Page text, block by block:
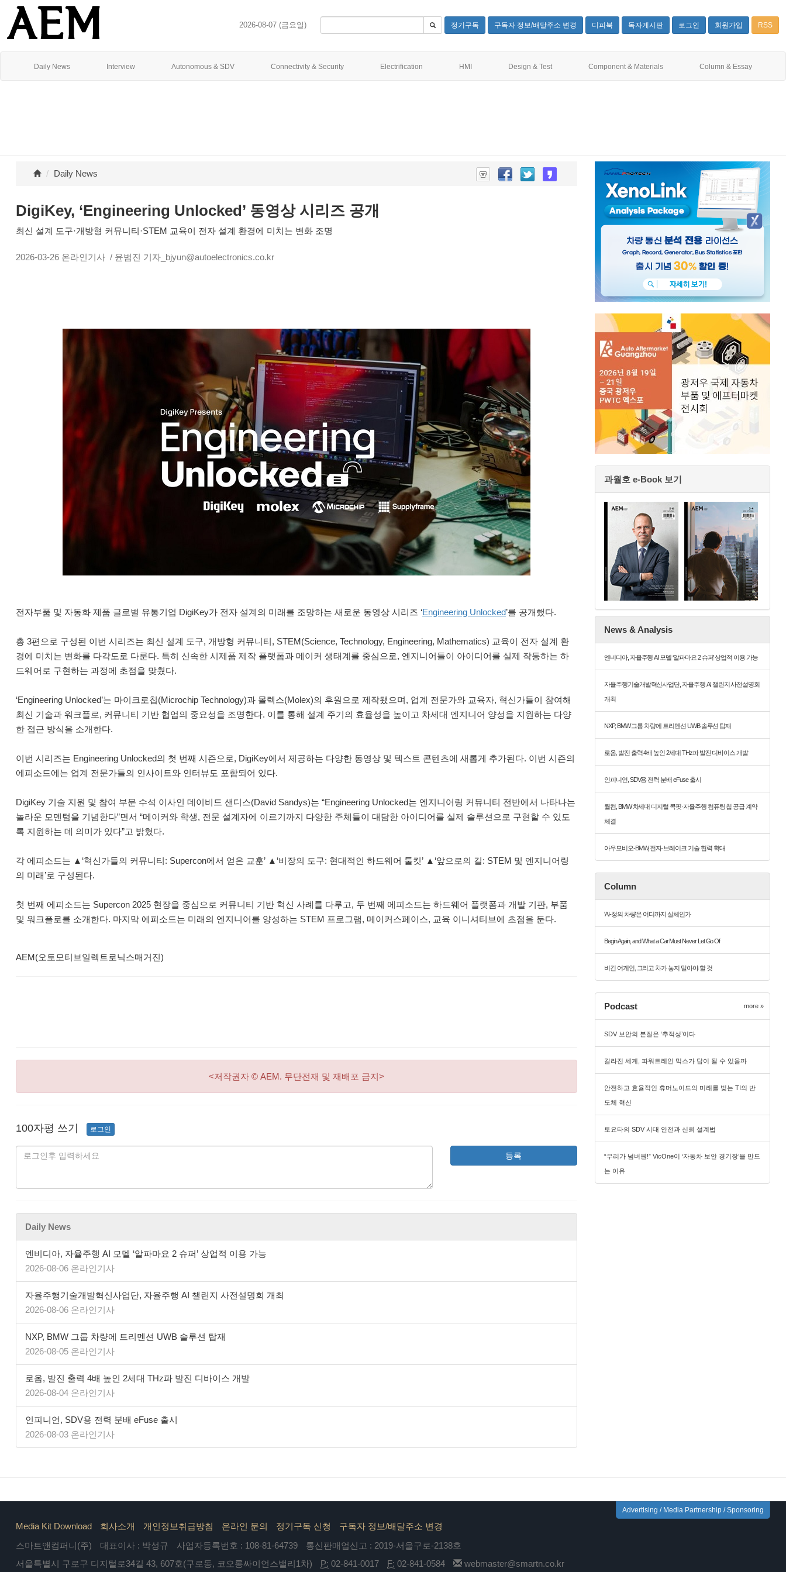
2026-08-07 (금요일) 정기구독 구독자 정보/배달주소 변경 디피북 독자게시판 로그인 회원가입 RSS
Daily News Interview Autonomous & SDV Connectivity & Security Electrification HMI Design & Test Component & Materials Column & Essay
Daily News
DigiKey, ‘Engineering Unlocked’ 동영상 시리즈 공개
최신 설계 도구·개방형 커뮤니티·STEM 교육이 전자 설계 환경에 미치는 변화 조명
2026-03-26 온라인기사 / 윤범진 기자_bjyun@autoelectronics.co.kr
전자부품 및 자동화 제품 글로벌 유통기업 DigiKey가 전자 설계의 미래를 조망하는 새로운 동영상 시리즈 ‘Engineering Unlocked’를 공개했다.
총 3편으로 구성된 이번 시리즈는 최신 설계 도구, 개방형 커뮤니티, STEM(Science, Technology, Engineering, Mathematics) 교육이 전자 설계 환
경에 미치는 변화를 다각도로 다룬다. 특히 신속한 시제품 제작 플랫폼과 메이커 생태계를 중심으로, 엔지니어들이 아이디어를 실제 작동하는 하
드웨어로 구현하는 과정에 초점을 맞췄다.
‘Engineering Unlocked’는 마이크로칩(Microchip Technology)과 몰렉스(Molex)의 후원으로 제작됐으며, 업계 전문가와 교육자, 혁신가들이 참여해
최신 기술과 워크플로, 커뮤니티 기반 협업의 중요성을 조명한다. 이를 통해 설계 주기의 효율성을 높이고 차세대 엔지니어 양성을 지원하는 다양
한 접근 방식을 소개한다.
이번 시리즈는 Engineering Unlocked의 첫 번째 시즌으로, DigiKey에서 제공하는 다양한 동영상 및 텍스트 콘텐츠에 새롭게 추가된다. 이번 시즌의
에피소드에는 업계 전문가들의 인사이트와 인터뷰도 포함되어 있다.
DigiKey 기술 지원 및 참여 부문 수석 이사인 데이비드 샌디스(David Sandys)는 “Engineering Unlocked는 엔지니어링 커뮤니티 전반에서 나타나는
놀라운 모멘텀을 기념한다”면서 “메이커와 학생, 전문 설계자에 이르기까지 다양한 주체들이 대담한 아이디어를 실제 솔루션으로 구현할 수 있도
록 지원하는 데 의미가 있다”고 밝혔다.
각 에피소드는 ▲‘혁신가들의 커뮤니티: Supercon에서 얻은 교훈’ ▲‘비장의 도구: 현대적인 하드웨어 툴킷’ ▲‘앞으로의 길: STEM 및 엔지니어링
의 미래’로 구성된다.
첫 번째 에피소드는 Supercon 2025 현장을 중심으로 커뮤니티 기반 혁신 사례를 다루고, 두 번째 에피소드는 하드웨어 플랫폼과 개발 기판, 부품
및 워크플로를 소개한다. 마지막 에피소드는 미래의 엔지니어를 양성하는 STEM 프로그램, 메이커스페이스, 교육 이니셔티브에 초점을 둔다.
AEM(오토모티브일렉트로닉스매거진)
<저작권자 © AEM. 무단전재 및 재배포 금지>
100자평 쓰기 로그인
등록
Daily News
엔비디아, 자율주행 AI 모델 ‘알파마요 2 슈퍼’ 상업적 이용 가능
2026-08-06 온라인기사
자율주행기술개발혁신사업단, 자율주행 AI 챌린지 사전설명회 개최
2026-08-06 온라인기사
NXP, BMW 그룹 차량에 트리멘션 UWB 솔루션 탑재
2026-08-05 온라인기사
로옴, 발진 출력 4배 높인 2세대 THz파 발진 디바이스 개발
2026-08-04 온라인기사
인피니언, SDV용 전력 분배 eFuse 출시
2026-08-03 온라인기사
과월호 e-Book 보기
News & Analysis
엔비디아, 자율주행 AI 모델 ‘알파마요 2 슈퍼’ 상업적 이용 가능
자율주행기술개발혁신사업단, 자율주행 AI 챌린지 사전설명회
개최
NXP, BMW 그룹 차량에 트리멘션 UWB 솔루션 탑재
로옴, 발진 출력 4배 높인 2세대 THz파 발진 디바이스 개발
인피니언, SDV용 전력 분배 eFuse 출시
퀄컴, BMW 차세대 디지털 콕핏·자율주행 컴퓨팅 칩 공급 계약
체결
아우모비오-BMW, 전자·브레이크 기술 협력 확대
Column
'AI-정의 차량'은 어디까지 실체인가
Begin Again, and What a Car Must Never Let Go Of
비긴 어게인, 그리고 차가 놓지 말아야 할 것
Podcast more »
SDV 보안의 본질은 ‘추적성’이다
갈라진 세계, 파워트레인 믹스가 답이 될 수 있을까
안전하고 효율적인 휴머노이드의 미래를 빚는 TI의 반
도체 혁신
토요타의 SDV 시대 안전과 신뢰 설계법
“우리가 넘버원!” VicOne이 ‘자동차 보안 경기장’을 만드
는 이유
Advertising / Media Partnership / Sponsoring
Media Kit Download 회사소개 개인정보취급방침 온라인 문의 정기구독 신청
구독자 정보/배달주소 변경
스마트앤컴퍼니(주)
대표이사 : 박성규 사업자등록번호 : 108-81-64739
통신판매업신고 : 2019-서울구로-2138호
서울특별시 구로구 디지털로34길 43, 607호(구로동, 코오롱싸이언스밸리1차)
P: 02-841-0017 F: 02-841-0584 webmaster@smartn.co.kr